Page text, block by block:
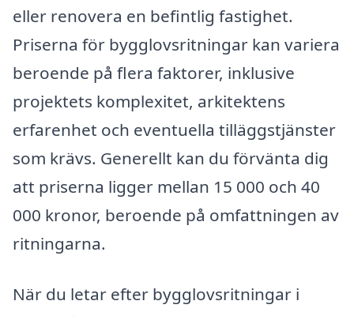
eller renovera en befintlig fastighet.
Priserna för bygglovsritningar kan variera
beroende på flera faktorer, inklusive
projektets komplexitet, arkitektens
erfarenhet och eventuella tilläggstjänster
som krävs. Generellt kan du förvänta dig
att priserna ligger mellan 15 000 och 40
000 kronor, beroende på omfattningen av
ritningarna.
När du letar efter bygglovsritningar i